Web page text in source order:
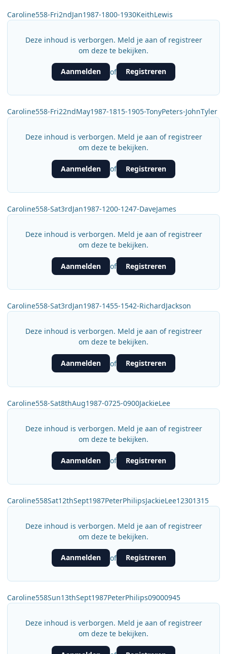
Caroline558-Fri2ndJan1987-1800-1930KeithLewis
Deze inhoud is verborgen. Meld je aan of registreer
om deze te bekijken.
Aanmelden of Registreren
Caroline558-Fri22ndMay1987-1815-1905-TonyPeters-JohnTyler
Deze inhoud is verborgen. Meld je aan of registreer
om deze te bekijken.
Aanmelden of Registreren
Caroline558-Sat3rdJan1987-1200-1247-DaveJames
Deze inhoud is verborgen. Meld je aan of registreer
om deze te bekijken.
Aanmelden of Registreren
Caroline558-Sat3rdJan1987-1455-1542-RichardJackson
Deze inhoud is verborgen. Meld je aan of registreer
om deze te bekijken.
Aanmelden of Registreren
Caroline558-Sat8thAug1987-0725-0900JackieLee
Deze inhoud is verborgen. Meld je aan of registreer
om deze te bekijken.
Aanmelden of Registreren
Caroline558Sat12thSept1987PeterPhilipsJackieLee12301315
Deze inhoud is verborgen. Meld je aan of registreer
om deze te bekijken.
Aanmelden of Registreren
Caroline558Sun13thSept1987PeterPhilips09000945
Deze inhoud is verborgen. Meld je aan of registreer
om deze te bekijken.